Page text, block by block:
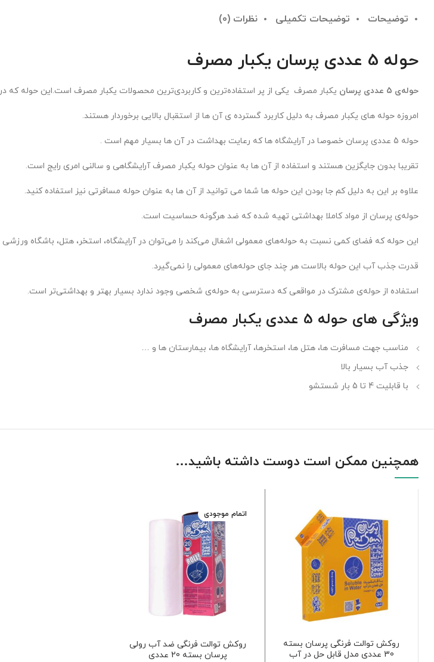
توضیحات توضیحات تکمیلی نظرات (0)
حوله 5 عددی پرسان یکبار مصرف
حوله‌ی 5 عددی پرسان یکبار مصرف یکی از پر استفاده‌ترین و کاربردی‌ترین محصولات یکبار مصرف است.این حوله که در بسته 5 عددی عرضه می‌شود سایزی مناسب برای خشک کردن دست
امروزه حوله های یکبار مصرف به دلیل کاربرد گسترده ی آن ها از استقبال بالایی برخوردار هستند.
حوله 5 عددی پرسان خصوصا در آرایشگاه ها که رعایت بهداشت در آن ها بسیار مهم است .
تقریبا بدون جایگزین هستند و استفاده از آن ها به عنوان حوله یکبار مصرف آرایشگاهی و سالنی امری رایج است.
علاوه بر این به دلیل کم جا بودن این حوله ها شما می توانید از آن ها به عنوان حوله مسافرتی نیز استفاده کنید.
حوله‌ی پرسان از مواد کاملا بهداشتی تهیه شده که ضد هرگونه حساسیت است.
این حوله که فضای کمی نسبت به حوله‌های معمولی اشغال می‌کند را می‌توان در آرایشگاه، استخر، هتل، باشگاه ورزشی
قدرت جذب آب این حوله بالاست هر چند جای حوله‌های معمولی را نمی‌گیرد.
استفاده از حوله‌ی مشترک در مواقعی که دسترسی به حوله‌ی شخصی وجود ندارد بسیار بهتر و بهداشتی‌تر است.
ویژگی های حوله 5 عددی یکبار مصرف
مناسب جهت مسافرت ها، هتل ها، استخرها، آرایشگاه ها، بیمارستان ها و …
جذب آب بسیار بالا
با قابلیت 4 تا 5 بار شستشو
همچنین ممکن است دوست داشته باشید…
روکش توالت فرنگی پرسان بسته
30 عددی مدل قابل حل در آب
اتمام موجودی
روکش توالت فرنگی ضد آب رولی
پرسان بسته 20 عددی